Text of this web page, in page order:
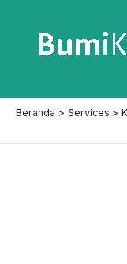
konten
Beranda Services